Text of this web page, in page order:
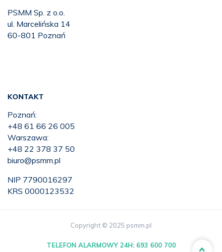
PSMM Sp. z o.o.
ul. Marcelińska 14
60-801 Poznań
KONTAKT
Poznań:
+48 61 66 26 005
Warszawa:
+48 22 378 37 50
biuro@psmm.pl
NIP 7790016297
KRS 0000123532
Copyright © 2025 psmm.pl
TELEFON ALARMOWY 24H: 693 600 700